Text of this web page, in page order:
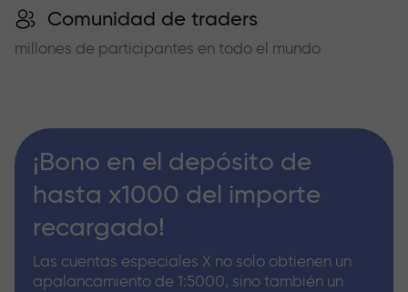
Comunidad de traders
millones de participantes en todo el mundo
¡Bono en el depósito de
hasta x1000 del importe
recargado!
Las cuentas especiales X no solo obtienen un
apalancamiento de 1:5000, sino también un